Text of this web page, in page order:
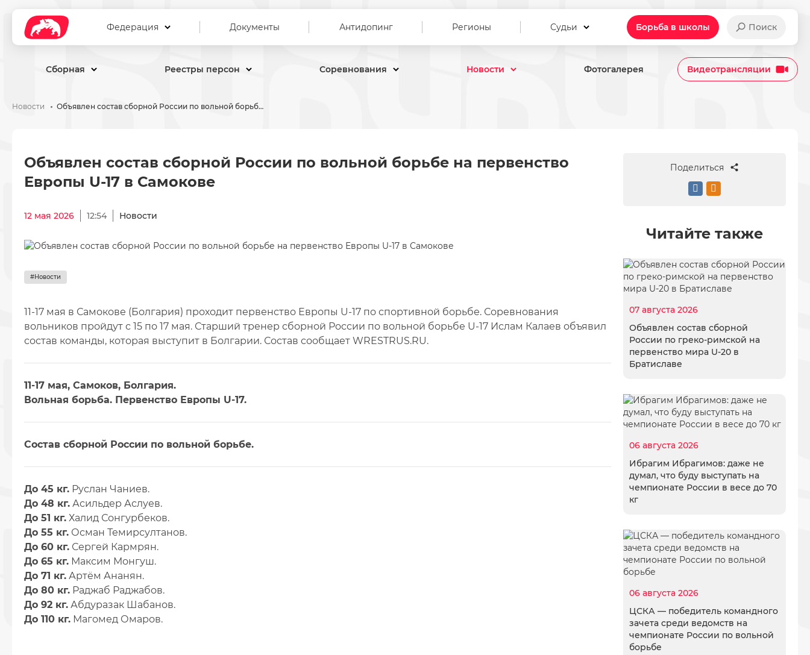
Федерация Документы Антидопинг Регионы Судьи Борьба в школы Поиск
Сборная Реестры персон Соревнования Новости Фотогалерея Видеотрансляции
Новости Объявлен состав сборной России по вольной борьбе на первенство Европы U-17 в Самокове
Объявлен состав сборной России по вольной борьбе на первенство
Европы U-17 в Самокове
12 мая 2026 12:54 Новости
#Новости
11-17 мая в Самокове (Болгария) проходит первенство Европы U-17 по спортивной борьбе. Соревнования
вольников пройдут с 15 по 17 мая. Старший тренер сборной России по вольной борьбе U-17 Ислам Калаев объявил
состав команды, которая выступит в Болгарии. Состав сообщает WRESTRUS.RU.
11-17 мая, Самоков, Болгария.
Вольная борьба. Первенство Европы U-17.
Состав сборной России по вольной борьбе.
До 45 кг. Руслан Чаниев.
До 48 кг. Асильдер Аслуев.
До 51 кг. Халид Сонгурбеков.
До 55 кг. Осман Темирсултанов.
До 60 кг. Сергей Кармрян.
До 65 кг. Максим Монгуш.
До 71 кг. Артём Ананян.
До 80 кг. Раджаб Раджабов.
До 92 кг. Абдуразак Шабанов.
До 110 кг. Магомед Омаров.
Поделиться
Читайте также
07 августа 2026
Объявлен состав сборной
России по греко-римской на
первенство мира U-20 в
Братиславе
06 августа 2026
Ибрагим Ибрагимов: даже не
думал, что буду выступать на
чемпионате России в весе до 70
кг
06 августа 2026
ЦСКА — победитель командного
зачета среди ведомств на
чемпионате России по вольной
борьбе